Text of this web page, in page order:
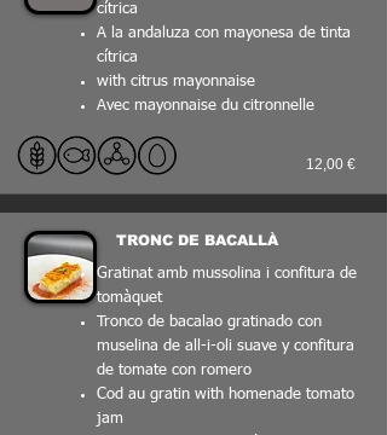
cítrica
A la andaluza con mayonesa de tinta
cítrica
with citrus mayonnaise
Avec mayonnaise du citronnelle
12,00 €
TRONC DE BACALLÀ
Gratinat amb mussolina i confitura de
tomàquet
Tronco de bacalao gratinado con
muselina de all-i-oli suave y confitura
de tomate con romero
Cod au gratin with homenade tomato
jam